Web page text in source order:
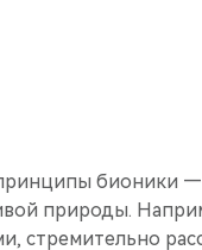
бионики —
природы.
стремительно